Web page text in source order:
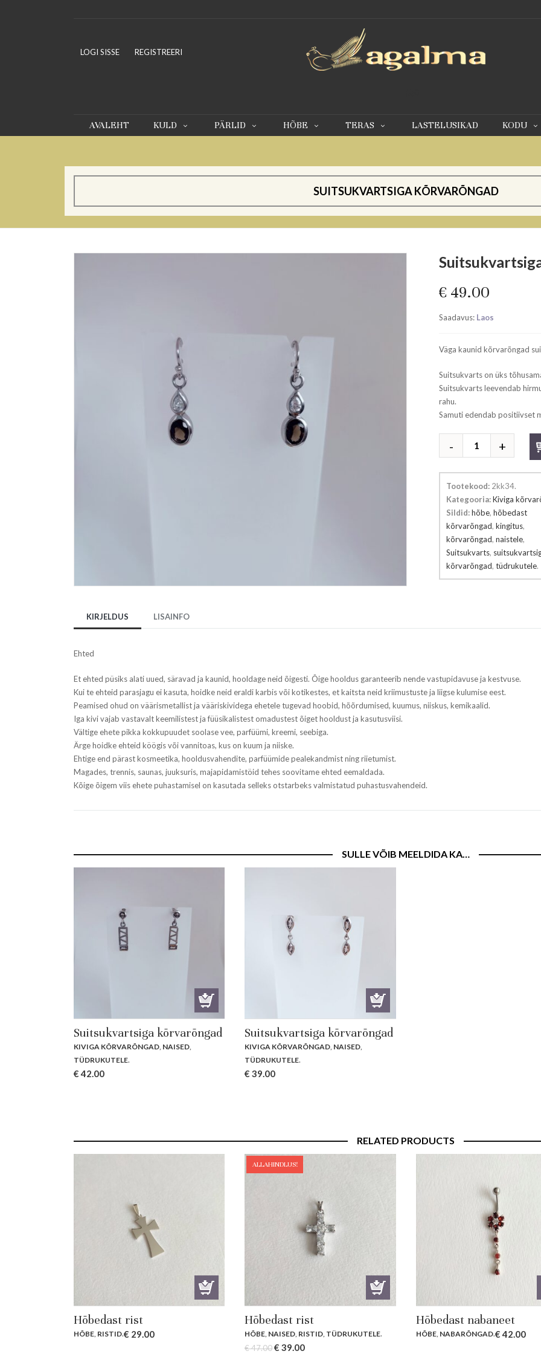
LOGI SISSE REGISTREERI
AVALEHT KULD PÄRLID HÕBE TERAS LASTELUSIKAD KODU
SUITSUKVARTSIGA KÕRVARÕNGAD
€ 49.00
Saadavus: Laos
Väga kaunid kõrvarõngad
Suitsukvarts on üks
Suitsukvarts leevendab
rahu.
Samuti edendab positiivset
kõrvarõngad
Tootekood: 2kk34.
Kategooria:Kiviga
Sildid:hõbe, hõbedast
kõrvarõngad, kingitus,
kõrvarõngad, naistele,
Suitsukvarts,
kõrvarõngad, tüdrukutele.
KIRJELDUS LISAINFO
Ehted
Et ehted püsiks alati uued, säravad ja kaunid, hooldage neid õigesti. Õige hooldus garanteerib nende vastupidavuse ja kestvuse.
Kui te ehteid parasjagu ei kasuta, hoidke neid eraldi karbis või kotikestes, et kaitsta neid kriimustuste ja liigse kulumise eest.
Peamised ohud on väärismetallist ja vääriskividega ehetele tugevad hoobid, hõõrdumised, kuumus, niiskus, kemikaalid.
Iga kivi vajab vastavalt keemilistest ja füüsikalistest omadustest õiget hooldust ja kasutusviisi.
Vältige ehete pikka kokkupuudet soolase vee, parfüümi, kreemi, seebiga.
Ärge hoidke ehteid köögis või vannitoas, kus on kuum ja niiske.
Ehtige end pärast kosmeetika, hooldusvahendite, parfüümide pealekandmist ning riietumist.
Magades, trennis, saunas, juuksuris, majapidamistöid tehes soovitame ehted eemaldada.
Kõige õigem viis ehete puhastamisel on kasutada selleks otstarbeks valmistatud puhastusvahendeid.
SULLE VÕIB MEELDIDA KA…
Suitsukvartsiga kõrvarõngad
KIVIGA KÕRVARÕNGAD, NAISED,
TÜDRUKUTELE.
€42.00
Suitsukvartsiga kõrvarõngad
KIVIGA KÕRVARÕNGAD, NAISED,
TÜDRUKUTELE.
€ 39.00
RELATED PRODUCTS
Hõbedast rist
HÕBE RISTID.€ 29.00
ALLAHINDLUS!
Hõbedast rist
HÕBE NAISED RISTID TÜDRUKUTELE.
€47.00Original
€ 39.00Current
Hõbedast nabaneet
HÕBE, NABARÕNGAD.€42.00